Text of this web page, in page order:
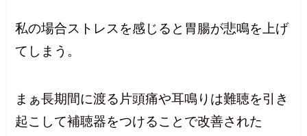
私の場合ストレスを感じると胃腸が悲鳴を上げ
てしまう。
まぁ長期間に渡る片頭痛や耳鳴りは難聴を引き
起こして補聴器をつけることで改善された